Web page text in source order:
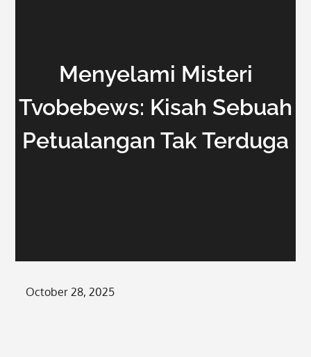
Menyelami Misteri
Tvobebews: Kisah Sebuah
Petualangan Tak Terduga
Posted
October 28, 2025